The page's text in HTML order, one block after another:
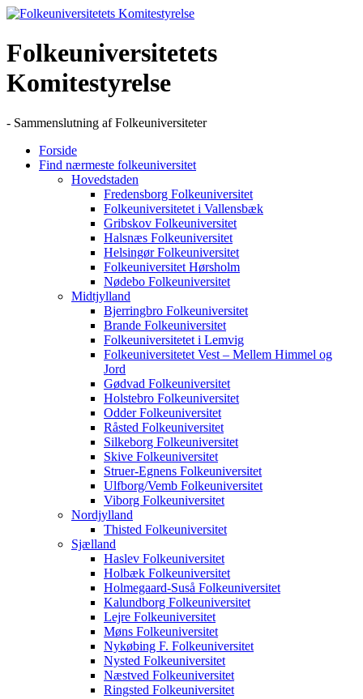
Skip
content
Folkeuniversitetets
Komitestyrelse
- Sammenslutning af Folkeuniversiteter
Forside
Find nærmeste folkeuniversitet
Hovedstaden
Fredensborg Folkeuniversitet
Folkeuniversitetet i Vallensbæk
Gribskov Folkeuniversitet
Halsnæs Folkeuniversitet
Helsingør Folkeuniversitet
Folkeuniversitet Hørsholm
Nødebo Folkeuniversitet
Midtjylland
Bjerringbro Folkeuniversitet
Brande Folkeuniversitet
Folkeuniversitetet i Lemvig
Folkeuniversitetet Vest – Mellem Himmel og
Jord
Gødvad Folkeuniversitet
Holstebro Folkeuniversitet
Odder Folkeuniversitet
Råsted Folkeuniversitet
Silkeborg Folkeuniversitet
Skive Folkeuniversitet
Struer-Egnens Folkeuniversitet
Ulfborg/Vemb Folkeuniversitet
Viborg Folkeuniversitet
Nordjylland
Thisted Folkeuniversitet
Sjælland
Haslev Folkeuniversitet
Holbæk Folkeuniversitet
Holmegaard-Suså Folkeuniversitet
Kalundborg Folkeuniversitet
Lejre Folkeuniversitet
Møns Folkeuniversitet
Nykøbing F. Folkeuniversitet
Nysted Folkeuniversitet
Næstved Folkeuniversitet
Ringsted Folkeuniversitet